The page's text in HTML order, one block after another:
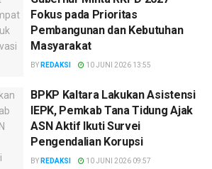
Fokus pada Prioritas
Pembangunan dan Kebutuhan
Masyarakat
BY REDAKSI 10 JUNI 2026 13:55
BPKP Kaltara Lakukan Asistensi
IEPK, Pemkab Tana Tidung Ajak
ASN Aktif Ikuti Survei
Pengendalian Korupsi
BY REDAKSI 10 JUNI 2026 09:57